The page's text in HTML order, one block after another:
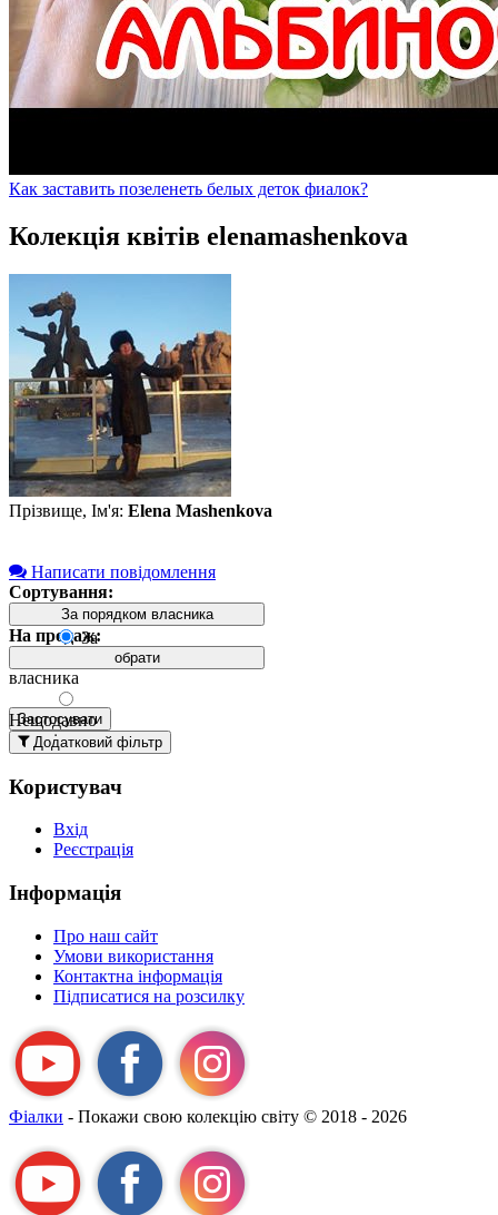
Как заставить позеленеть белых деток фиалок?
Колекція квітів elenamashenkova
Прізвище, Ім'я: Elena Mashenkova
Написати повідомлення
Сортування:
За порядком власника
За
власника
Нещодавно
додані
вгорі
Давно
додані
За
назвою А-
Я
назвою Я-
На продаж:
обрати
Застосувати
Додатковий фільтр
Користувач
Вхід
Реєстрація
Інформація
Про наш сайт
Умови використання
Контактна інформація
Підписатися на розсилку
Фіалки - Покажи свою колекцію світу © 2018 - 2026